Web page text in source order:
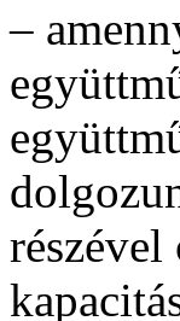
–
részével